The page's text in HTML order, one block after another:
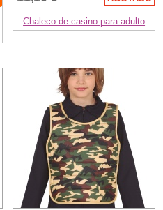
Chaleco de casino para adulto